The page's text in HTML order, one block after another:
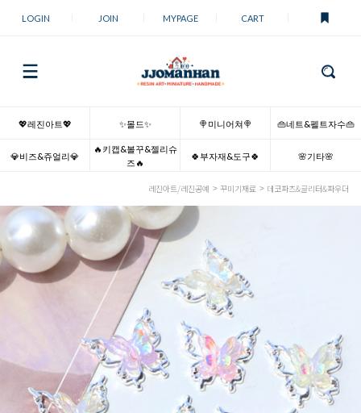
LOGIN JOIN MYPAGE CART
💖레진아트💖 ✨몰드✨ 🍭미니어쳐🍭 👜네트&펠트자수👜
💎비즈&쥬얼리💎
🔥키캡&볼꾸&젤리슈
즈🔥
🍀부자재&도구🍀 🌸기타🌸
레진아트/레진공예 꾸미기재료 데코파츠&글리터&파우더